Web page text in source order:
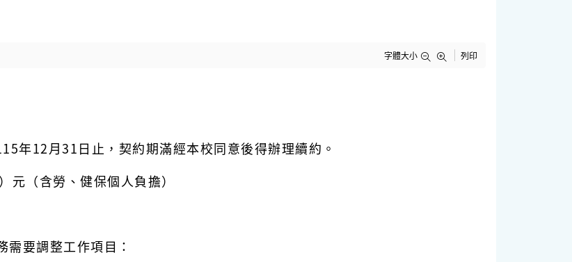
字體大小 列印
年12月31日止，契約期滿經本校同意後得辦理續約。
（含勞、健保個人負擔）
要調整工作項目：